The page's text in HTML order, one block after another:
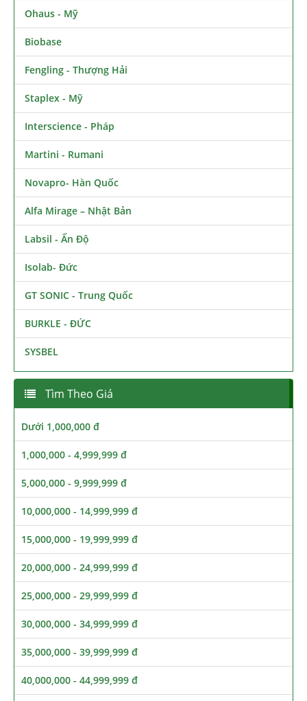
Ohaus - Mỹ
Biobase
Fengling - Thượng Hải
Staplex - Mỹ
Interscience - Pháp
Martini - Rumani
Novapro- Hàn Quốc
Alfa Mirage – Nhật Bản
Labsil - Ấn Độ
Isolab- Đức
GT SONIC - Trung Quốc
BURKLE - ĐỨC
SYSBEL
Tìm Theo Giá
Dưới 1,000,000 đ
1,000,000 - 4,999,999 đ
5,000,000 - 9,999,999 đ
10,000,000 - 14,999,999 đ
15,000,000 - 19,999,999 đ
20,000,000 - 24,999,999 đ
25,000,000 - 29,999,999 đ
30,000,000 - 34,999,999 đ
35,000,000 - 39,999,999 đ
40,000,000 - 44,999,999 đ